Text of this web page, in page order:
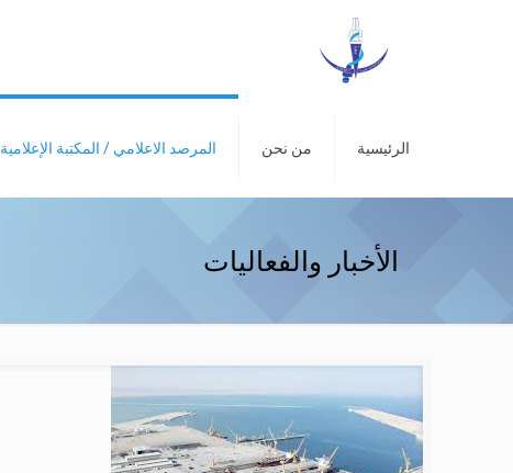
الرئيسية من نحن المرصد الاعلامي / المكتبة الإعلامية
الأخبار والفعاليات